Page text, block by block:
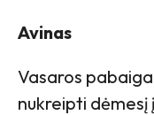
Avinas
Vasaros
nukreipti dėmesį